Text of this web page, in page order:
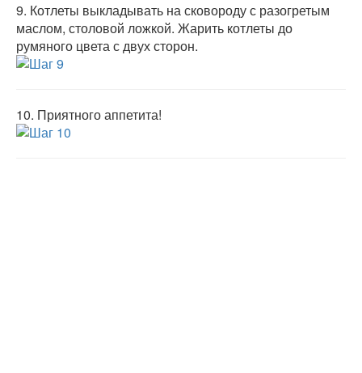
9. Котлеты выкладывать на сковороду с разогретым
маслом, столовой ложкой. Жарить котлеты до
румяного цвета с двух сторон.
10. Приятного аппетита!